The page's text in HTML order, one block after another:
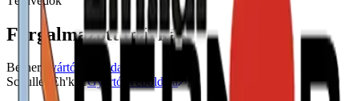
Forgalmazott márkák
Berner Gyártó weboldala
Schuller Eh'klarGyártó weboldala